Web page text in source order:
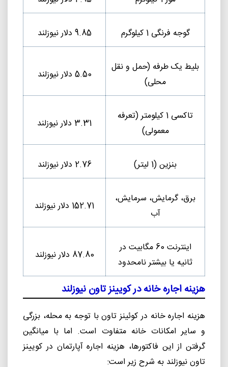
گوجه فرنگی 1 کیلوگرم 9.85 دلار نیوزلند
بلیط یک طرفه (حمل و نقل
محلی)
5.50 دلار نیوزلند
تاکسی 1 کیلومتر (تعرفه
معمولی)
3.31 دلار نیوزلند
بنزین (1 لیتر) 2.76 دلار نیوزلند
برق، گرمایش، سرمایش،
آب
152.71 دلار نیوزلند
اینترنت 60 مگابیت در
ثانیه یا بیشتر نامحدود
87.80 دلار نیوزلند
هزینه اجاره خانه در کویینز تاون نیوزلند
هزینه اجاره خانه در کوئینز تاون با توجه به محله، بزرگی
و سایر امکانات خانه متفاوت است. اما با میانگین
گرفتن از این فاکتورها، هزینه اجاره آپارتمان در کویینز
تاون نیوزلند به شرح زیر است: